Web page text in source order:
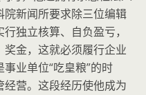
新闻所要求除三位编辑
独立核算、自负盈亏，
金，这就必须履行企业
业单位“吃皇粮”的时
营。这段经历使他成为